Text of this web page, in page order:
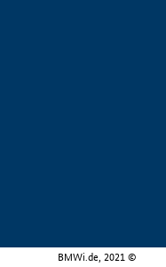
BMWi.de, 2021 ©